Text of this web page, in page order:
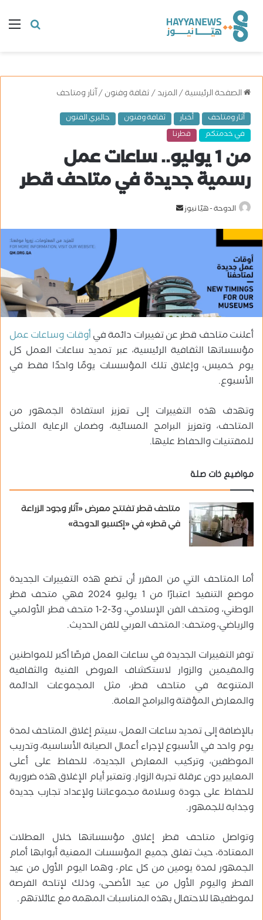
البحث
الصفحة الرئيسية/المزيد/ثقافة وفنون/آثار ومتاحف
آثار ومتاحف أخبار ثقافة وفنون
جاليري الفنون
في خدمتكم
قطرنا
من 1 يوليو.. ساعات عمل
رسمية جديدة في متاحف قطر
الدوحة - هيّا نيوز
ر
ي
د
إ
ل
ك
و
ن
أعلنت متاحف قطر عن تغييرات دائمة فيأوقات وساعات عمل
مؤسساتها الثقافية الرئيسية، عبر تمديد ساعات العمل كل
يوم خميس، وإغلاق تلك المؤسسات يومًا واحدًا فقط في
الأسبوع.
وتهدف هذه التغييرات إلى تعزيز استفادة الجمهور من
المتاحف، وتعزيز البرامج المسائية، وضمان الرعاية المثلى
للمقتنيات والحفاظ عليها.
مواضيع ذات صلة
متاحف قطر تفتتح معرض «آثار وجود الزراعة
في قطر» في «إكسبو الدوحة»
أما المتاحف التي من المقرر أن تضع هذه التغييرات الجديدة
موضع التنفيذ اعتبارًا من 1 يوليو 2024 فهي متحف قطر
الوطني، ومتحف الفن الإسلامي، و3-2-1 متحف قطر الأولمبي
والرياضي، ومتحف: المتحف العربي للفن الحديث.
توفر التغييرات الجديدة في ساعات العمل فرصًا أكبر للمواطنين
والمقيمين والزوار لاستكشاف العروض الفنية والثقافية
المتنوعة في متاحف قطر، مثل المجموعات الدائمة
والمعارض المؤقتة والبرامج العامة.
بالإضافة إلى تمديد ساعات العمل، سيتم إغلاق المتاحف لمدة
يوم واحد في الأسبوع لإجراء أعمال الصيانة الأساسية، وتدريب
الموظفين، وتركيب المعارض الجديدة، للحفاظ على أعلى
المعايير دون عرقلة تجربة الزوار. وتعتبر أيام الإغلاق هذه ضرورية
للحفاظ على جودة وسلامة مجموعاتنا ولإعداد تجارب جديدة
وجذابة للجمهور.
وتواصل متاحف قطر إغلاق مؤسساتها خلال العطلات
المعتادة، حيث تغلق جميع المؤسسات المعنية أبوابها أمام
الجمهور لمدة يومين من كل عام، وهما اليوم الأول من عيد
الفطر واليوم الأول من عيد الأضحى، وذلك لإتاحة الفرصة
لموظفيها للاحتفال بهذه المناسبات المهمة مع عائلاتهم.